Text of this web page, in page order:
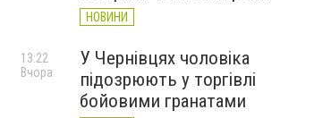
НОВИНИ
У Чернівцях чоловіка
підозрюють у торгівлі
бойовими гранатами
13:22
Вчора